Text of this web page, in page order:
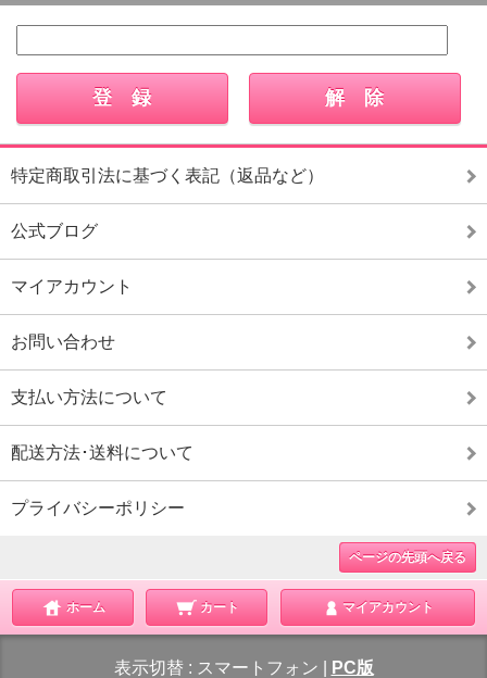
特定商取引法に基づく表記（返品など）
公式ブログ
マイアカウント
お問い合わせ
支払い方法について
配送方法･送料について
プライバシーポリシー
ページの先頭へ戻る
ホーム カート マイアカウント
表示切替 : スマートフォン PC版